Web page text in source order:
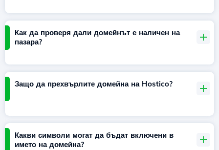
Как да проверя дали домейнът е наличен на
пазара?
Защо да прехвърлите домейна на Hostico?
Какви символи могат да бъдат включени в
името на домейна?